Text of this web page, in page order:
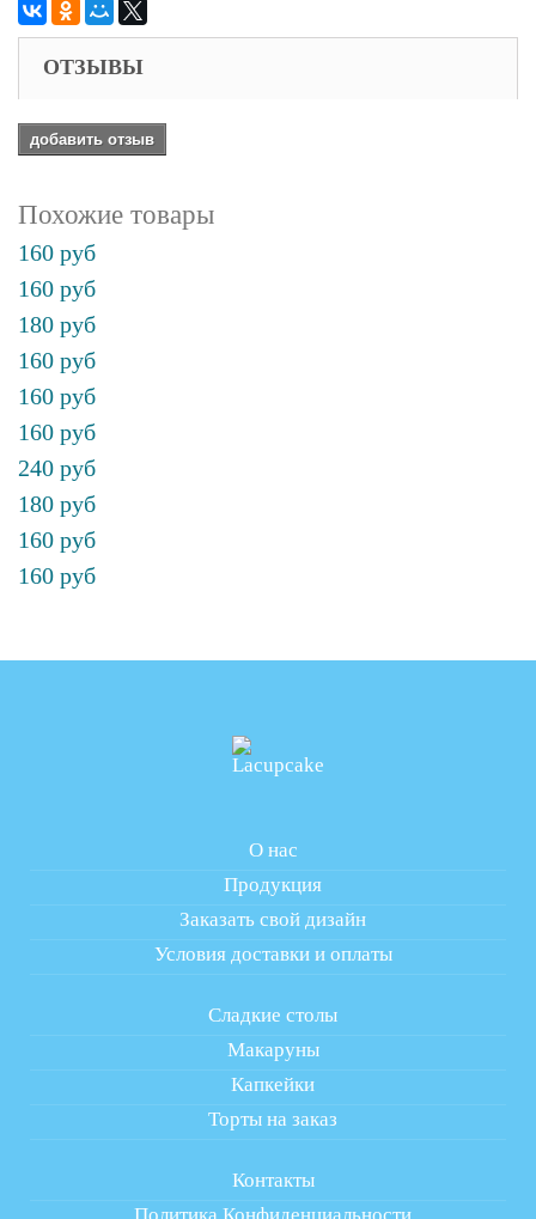
ОТЗЫВЫ
добавить отзыв
Похожие товары
160 руб
160 руб
180 руб
160 руб
160 руб
160 руб
240 руб
180 руб
160 руб
160 руб
О нас
Продукция
Заказать свой дизайн
Условия доставки и оплаты
Сладкие столы
Макаруны
Капкейки
Торты на заказ
Контакты